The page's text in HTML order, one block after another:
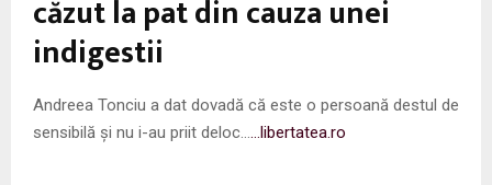
căzut la pat din cauza unei
indigestii
Andreea Tonciu a dat dovadă că este o persoană destul de
sensibilă și nu i-au priit deloc…
…libertatea.ro